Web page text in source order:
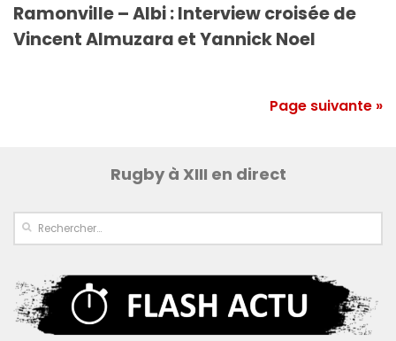
Ramonville – Albi : Interview croisée de
Vincent Almuzara et Yannick Noel
Page suivante »
Rugby à XIII en direct